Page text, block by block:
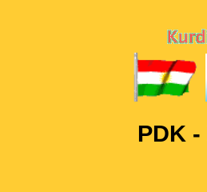
PDK